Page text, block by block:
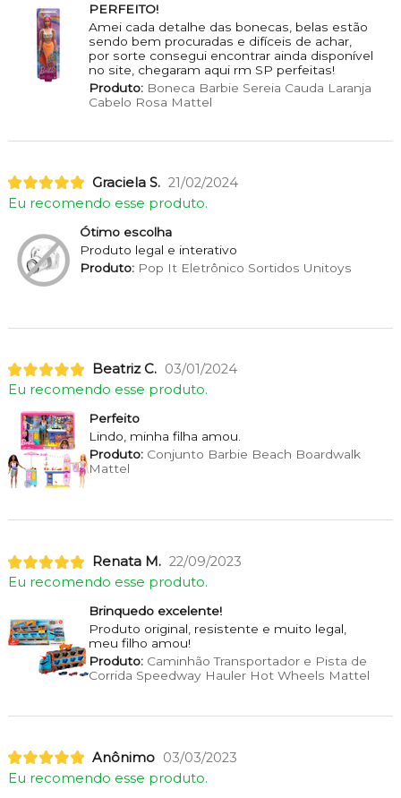
PERFEITO!
Amei cada detalhe das bonecas, belas estão
sendo bem procuradas e difíceis de achar,
por sorte consegui encontrar ainda disponível
no site, chegaram aqui rm SP perfeitas!
Produto:Boneca Barbie Sereia Cauda Laranja
Cabelo Rosa Mattel
Graciela S. 21/02/2024
Eu recomendo esse produto.
Ótimo escolha
Produto legal e interativo
Produto:Pop It Eletrônico Sortidos Unitoys
Beatriz C. 03/01/2024
Eu recomendo esse produto.
Perfeito
Lindo, minha filha amou.
Produto:Conjunto Barbie Beach Boardwalk
Mattel
Renata M. 22/09/2023
Eu recomendo esse produto.
Brinquedo excelente!
Produto original, resistente e muito legal,
meu filho amou!
Produto:Caminhão Transportador e Pista de
Corrida Speedway Hauler Hot Wheels Mattel
Anônimo 03/03/2023
Eu recomendo esse produto.